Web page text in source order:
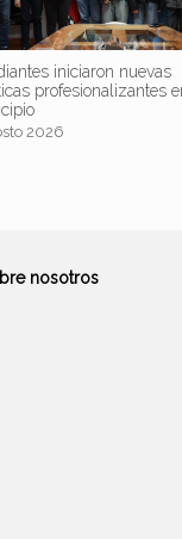
iniciaron nuevas
profesionalizantes
2026
nosotros